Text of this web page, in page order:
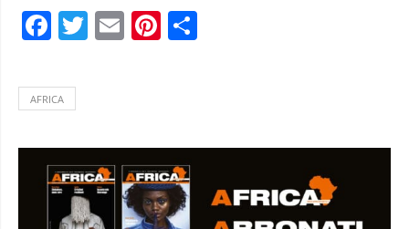
Facebook
Twitter
EmailPinterest
AFRICA